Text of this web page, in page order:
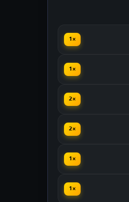
×1
×1
×2
×2
×1
×1